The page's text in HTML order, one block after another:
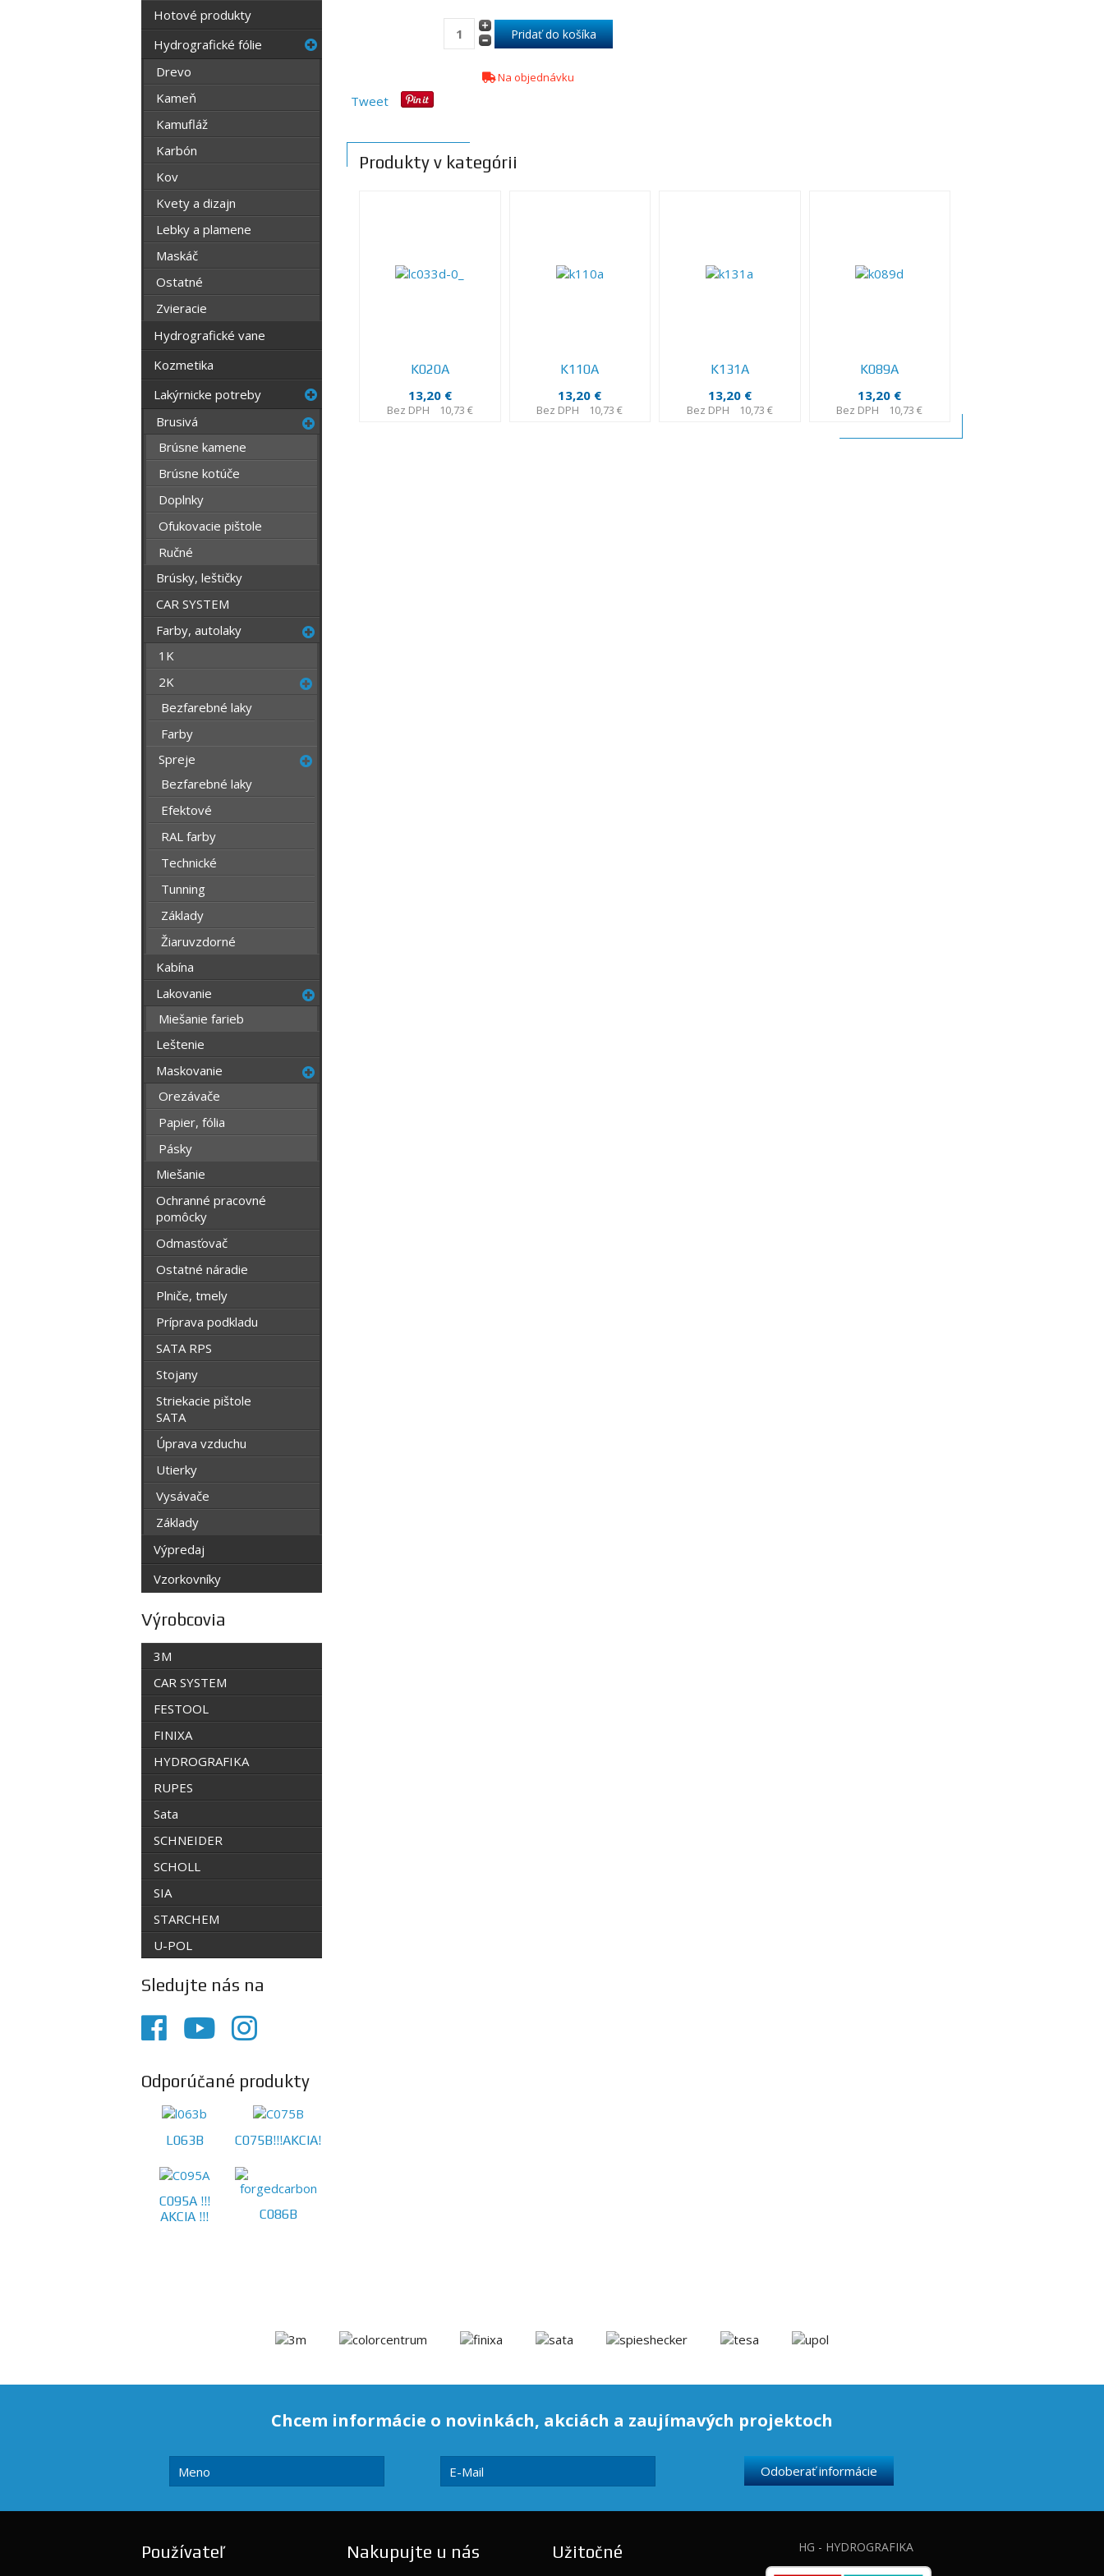
Na objednávku
Tweet
Produkty v kategórii
K020A
13,20 €
Bez DPH 10,73 €
K110A
13,20 €
Bez DPH 10,73 €
K131A
13,20 €
Bez DPH 10,73 €
K089A
13,20 €
Bez DPH 10,73 €
Hotové produkty
Hydrografické fólie
Drevo
Kameň
Kamufláž
Karbón
Kov
Kvety a dizajn
Lebky a plamene
Maskáč
Ostatné
Zvieracie
Hydrografické vane
Kozmetika
Lakýrnicke potreby
Brusivá
Brúsne kamene
Brúsne kotúče
Doplnky
Ofukovacie pištole
Ručné
Brúsky, leštičky
CAR SYSTEM
Farby, autolaky
1K
2K
Bezfarebné laky
Farby
Spreje
Bezfarebné laky
Efektové
RAL farby
Technické
Tunning
Základy
Žiaruvzdorné
Kabína
Lakovanie
Miešanie farieb
Leštenie
Maskovanie
Orezávače
Papier, fólia
Pásky
Miešanie
Ochranné pracovné
pomôcky
Odmasťovač
Ostatné náradie
Plniče, tmely
Príprava podkladu
SATA RPS
Stojany
Striekacie pištole
SATA
Úprava vzduchu
Utierky
Vysávače
Základy
Výpredaj
Vzorkovníky
Výrobcovia
3M
CAR SYSTEM
FESTOOL
FINIXA
HYDROGRAFIKA
RUPES
Sata
SCHNEIDER
SCHOLL
SIA
STARCHEM
U-POL
Sledujte nás na
Odporúčané produkty
L063B C075B!!!AKCIA!!!
C095A !!!
AKCIA !!!
C086B
Chcem informácie o novinkách, akciách a zaujímavých projektoch
Používateľ Nakupujte u nás Užitočné HG - HYDROGRAFIKA